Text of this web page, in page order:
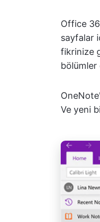
Office
sayfalar
fikrinize
bölümler
Ve yeni